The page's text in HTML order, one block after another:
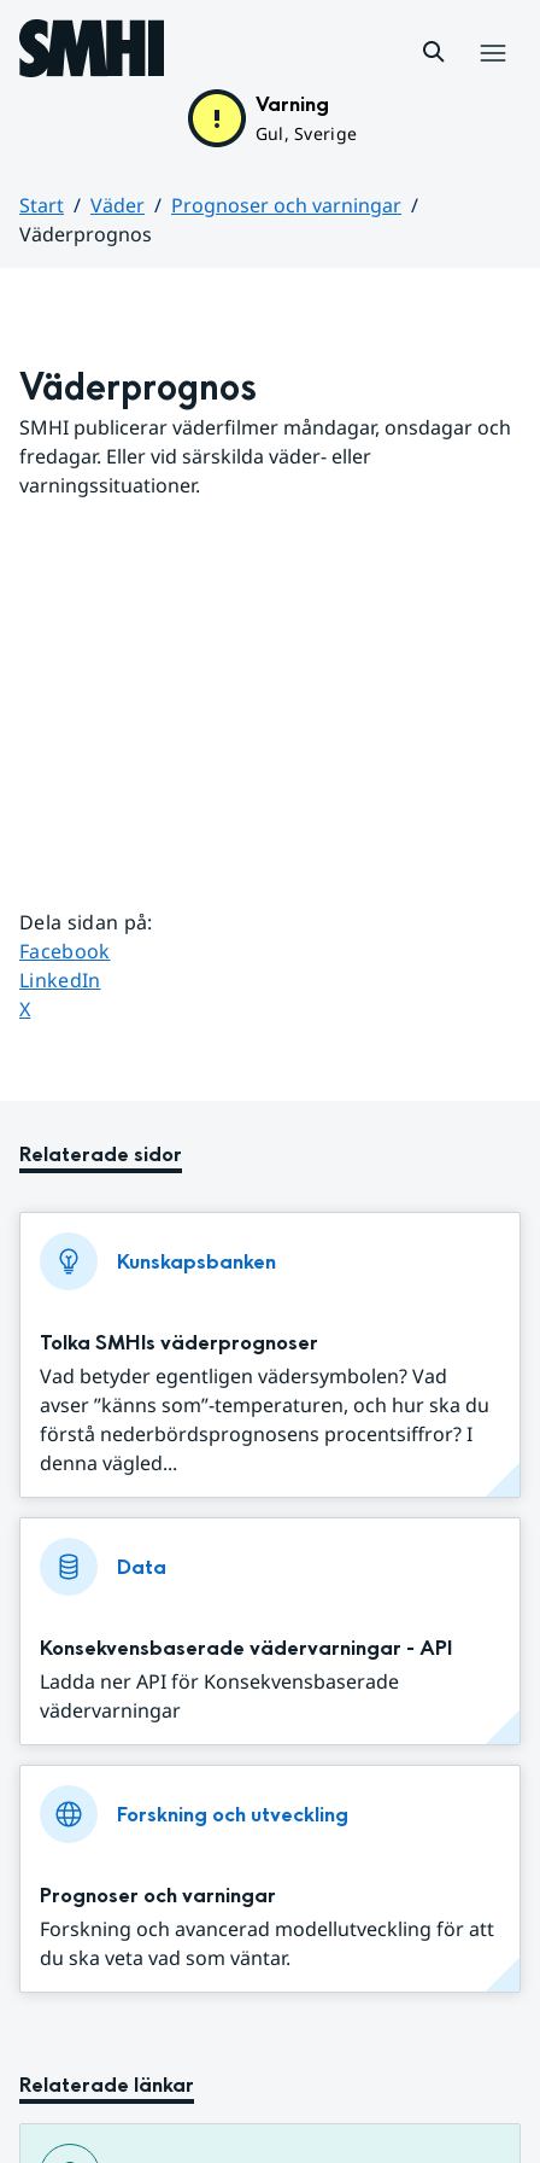
Hoppa till sidans innehåll
Varning
Gul, Sverige
Start Väder
Prognoser och varningar
Väderprognos
Väderprognos
SMHI publicerar väderfilmer måndagar, onsdagar och
fredagar. Eller vid särskilda väder- eller
varningssituationer.
Dela sidan på:
Dela sidan på
Facebook
Dela sidan på
LinkedIn
Dela sidan på
X
Relaterade sidor
Kunskapsbanken
Tolka SMHIs väderprognoser
Vad betyder egentligen vädersymbolen? Vad
avser ”känns som”-temperaturen, och hur ska du
förstå nederbördsprognosens procentsiffror? I
denna vägled...
Data
Konsekvensbaserade vädervarningar - API
Ladda ner API för Konsekvensbaserade
vädervarningar
Forskning och utveckling
Prognoser och varningar
Forskning och avancerad modellutveckling för att
du ska veta vad som väntar.
Relaterade länkar